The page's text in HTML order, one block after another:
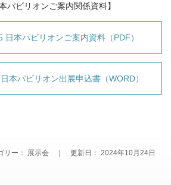
パビリオンご案内関係資料】
日本パビリオンご案内資料（PDF）
本パビリオン出展申込書（WORD）
リー： 展示会 ｜ 更新日： 2024年10月24日